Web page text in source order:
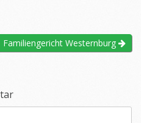
Familiengericht Westernburg